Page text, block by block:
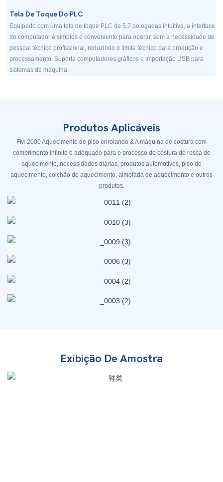
Tela De Toque Do PLC
Equipado com uma tela de toque PLC de 5,7 polegadas intuitiva, a interface
do computador é simples e conveniente para operar, sem a necessidade de
pessoal técnico profissional, reduzindo o limite técnico para produção e
processamento. Suporta computadores gráficos e importação USB para
sistemas de máquina.
Produtos Aplicáveis
FM-2000 Aquecimento de piso enrolando & A máquina de costura com
comprimento infinito é adequado para o processo de costura de rosca de
aquecimento, necessidades diárias, produtos automotivos, piso de
aquecimento, colchão de aquecimento, almofada de aquecimento e outros
produtos.
Exibição De Amostra